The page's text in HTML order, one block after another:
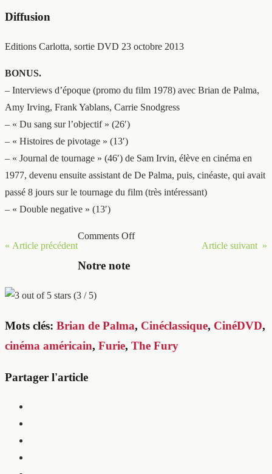
Diffusion
Editions Carlotta, sortie DVD 23 octobre 2013
BONUS.
– Interviews d’époque (promo du film 1978) avec Brian de Palma,
Amy Irving, Frank Yablans, Carrie Snodgress
– « Du sang sur l’objectif » (26′)
– « Histoires de pivotage » (13′)
– « Journal de tournage » (46′) de Sam Irvin, élève en cinéma en
1977, devenu ensuite assistant de De Palma, puis, cinéaste, qui avait
passé 8 jours sur le tournage du film (très intéressant)
– « Double negative » (13′)
« Article précédent Article suivant »
Comments Off
Notre note
(3 / 5)
Mots clés: Brian de Palma, Cinéclassique, CinéDVD,
cinéma américain, Furie, The Fury
Partager l'article